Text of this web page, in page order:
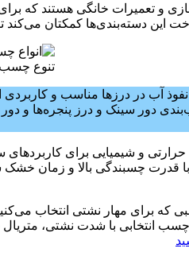
و تعمیرات خانگی هستند که
این دسته‌بندی‌ها کمکتان می‌کند
تنوع
آب در درزها مناسب و
دور سینک و درز پنجره‌ها
و با قدرت چسبندگی بالا و زمان
انتخابی با شدت نشتی،